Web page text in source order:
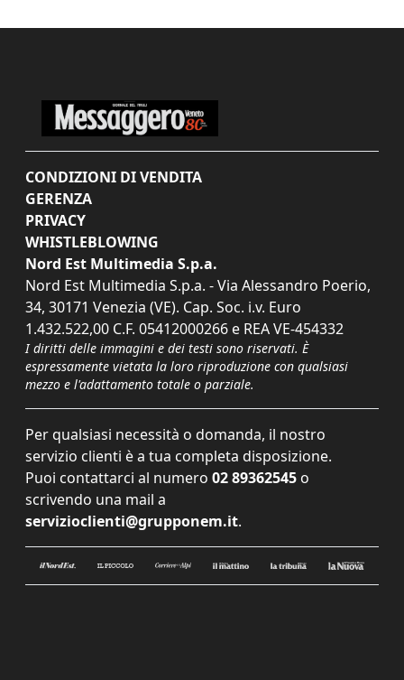
CONDIZIONI DI VENDITA
GERENZA
PRIVACY
WHISTLEBLOWING
Nord Est Multimedia S.p.a.
Nord Est Multimedia S.p.a. - Via Alessandro Poerio,
34, 30171 Venezia (VE). Cap. Soc. i.v. Euro
1.432.522,00 C.F. 05412000266 e REA VE-454332
I diritti delle immagini e dei testi sono riservati. È
espressamente vietata la loro riproduzione con qualsiasi
mezzo e l'adattamento totale o parziale.
Per qualsiasi necessità o domanda, il nostro
servizio clienti è a tua completa disposizione.
Puoi contattarci al numero 02 89362545 o
scrivendo una mail a
servizioclienti@grupponem.it.